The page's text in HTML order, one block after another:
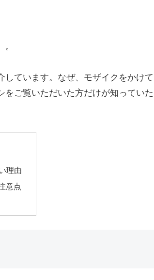
ています。なぜ、モザイクをかけて
ご覧いただいた方だけが知っていた
理由
意点